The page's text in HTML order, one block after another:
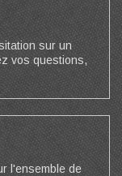
sur un
vos questions,
l'ensemble de